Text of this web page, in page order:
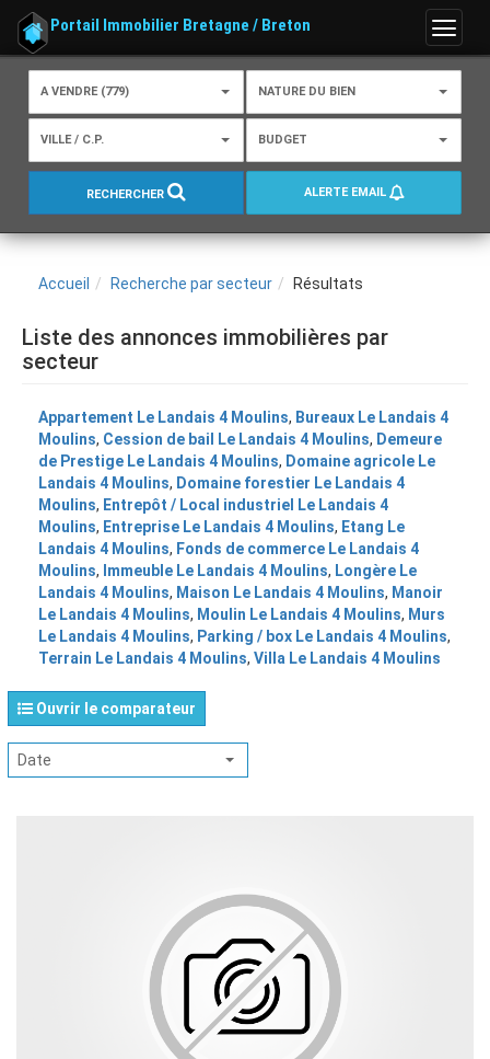
Menu
Portail Immobilier Bretagne / Breton
A VENDRE (779) NATURE DU BIEN
VILLE / C.P. BUDGET
RECHERCHER ALERTE EMAIL
Accueil Recherche par secteur Résultats
Liste des annonces immobilières par
secteur
Appartement Le Landais 4 Moulins, Bureaux Le Landais 4
Moulins, Cession de bail Le Landais 4 Moulins, Demeure
de Prestige Le Landais 4 Moulins, Domaine agricole Le
Landais 4 Moulins, Domaine forestier Le Landais 4
Moulins, Entrepôt / Local industriel Le Landais 4
Moulins, Entreprise Le Landais 4 Moulins, Etang Le
Landais 4 Moulins, Fonds de commerce Le Landais 4
Moulins, Immeuble Le Landais 4 Moulins, Longère Le
Landais 4 Moulins, Maison Le Landais 4 Moulins, Manoir
Le Landais 4 Moulins, Moulin Le Landais 4 Moulins, Murs
Le Landais 4 Moulins, Parking / box Le Landais 4 Moulins,
Terrain Le Landais 4 Moulins, Villa Le Landais 4 Moulins
Ouvrir le comparateur
Date